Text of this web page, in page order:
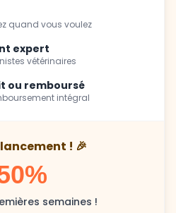
quand vous voulez
expert
vétérinaires
ou remboursé
intégral
! 🎉
semaines !